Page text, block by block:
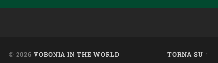
© 2026 VOBONIA IN THE WORLD TORNA SU ↑